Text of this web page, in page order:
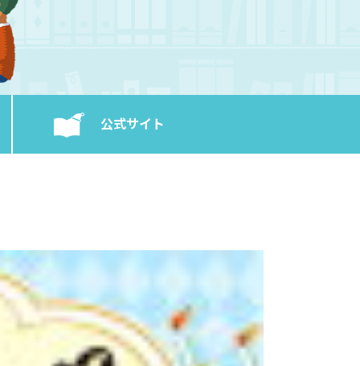
公式サイト